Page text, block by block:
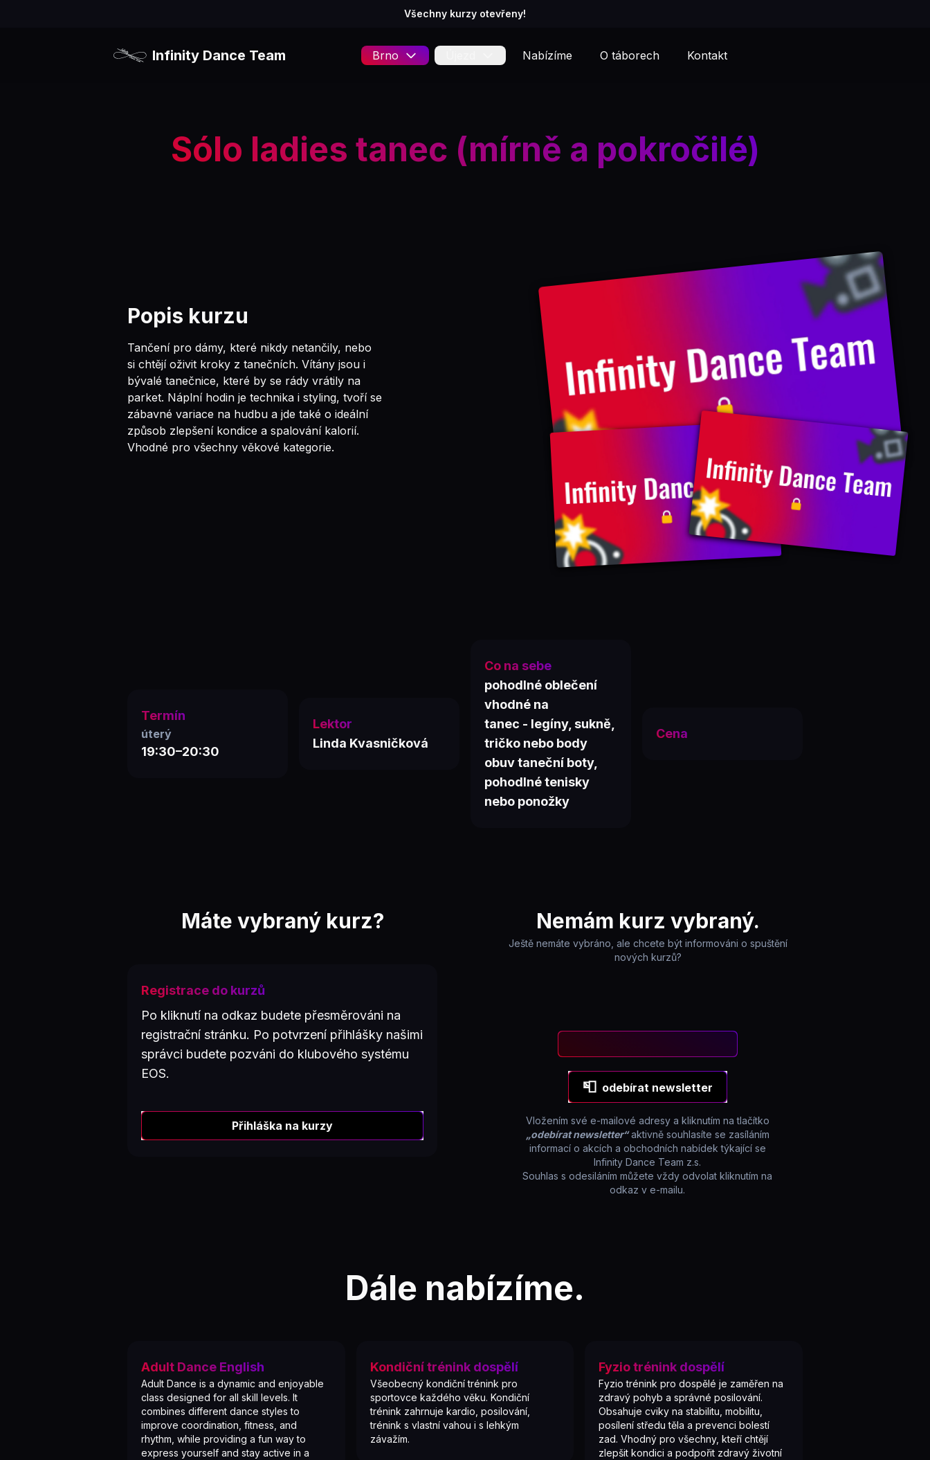
Všechny kurzy otevřeny!
Infinity Dance Team Brno Nabízíme O táborech Kontakt
Sólo ladies tanec (mírně a pokročilé)
Popis kurzu
Tančení pro dámy, které nikdy netančily, nebo
si chtějí oživit kroky z tanečních. Vítány jsou i
bývalé tanečnice, které by se rády vrátily na
parket. Náplní hodin je technika i styling, tvoří se
zábavné variace na hudbu a jde také o ideální
způsob zlepšení kondice a spalování kalorií.
Vhodné pro všechny věkové kategorie.
Termín
úterý
19:30–20:30
Lektor
Linda Kvasničková
Co na sebe
pohodlné oblečení
vhodné na
tanec - legíny, sukně,
tričko nebo body
obuv taneční boty,
pohodlné tenisky
nebo ponožky
Cena
Máte vybraný kurz?
Registrace do kurzů
Po kliknutí na odkaz budete přesměrováni na
registrační stránku. Po potvrzení přihlášky našimi
správci budete pozváni do klubového systému
EOS.
Přihláška na kurzy
Nemám kurz vybraný.
Ještě nemáte vybráno, ale chcete být informováni o spuštění
nových kurzů?
📮 odebírat newsletter
Vložením své e-mailové adresy a kliknutím na tlačítko
„odebírat newsletter“ aktivně souhlasíte se zasíláním
informací o akcích a obchodních nabídek týkající se
Infinity Dance Team z.s.
Souhlas s odesiláním můžete vždy odvolat kliknutím na
odkaz v e-mailu.
Dále nabízíme.
Adult Dance English
Adult Dance is a dynamic and enjoyable
class designed for all skill levels. It
combines different dance styles to
improve coordination, fitness, and
rhythm, while providing a fun way to
express yourself and stay active in a
Kondiční trénink dospělí
Všeobecný kondiční trénink pro
sportovce každého věku. Kondiční
trénink zahrnuje kardio, posilování,
trénink s vlastní vahou i s lehkým
závažím.
Fyzio trénink dospělí
Fyzio trénink pro dospělé je zaměřen na
zdravý pohyb a správné posilování.
Obsahuje cviky na stabilitu, mobilitu,
posílení středu těla a prevenci bolestí
zad. Vhodný pro všechny, kteří chtějí
zlepšit kondici a podpořit zdravý životní